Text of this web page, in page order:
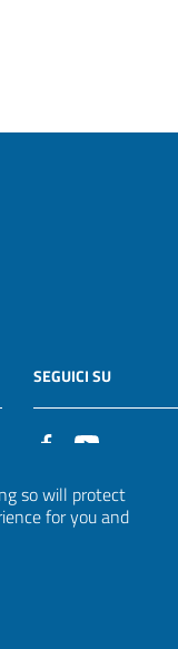
so will protect
for you and
SEGUICI SU